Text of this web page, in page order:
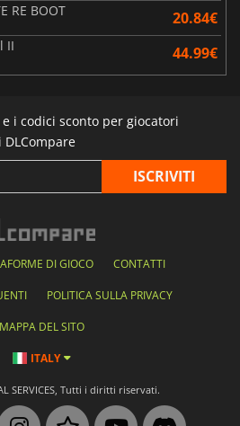
RE BOOT 20.84€
II 44.99€
i codici sconto per giocatori
DI GIOCO CONTATTI
POLITICA SULLA PRIVACY
MAPPA DEL SITO
ITALY
SERVICES, Tutti i diritti riservati.